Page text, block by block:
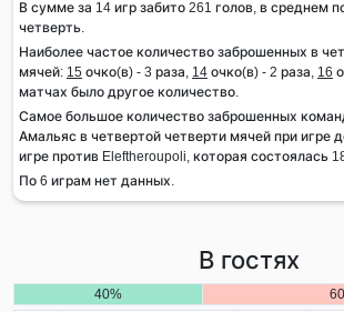
В сумме за 14 игр забито 261 голов, в среднем
четверть.
Наиболее частое количество заброшенных в
мячей: 15 очко(в) - 3 раза, 14 очко(в) - 2 раза, 16
матчах было другое количество.
Самое большое количество заброшенных
Амальяс в четвертой четверти мячей при игре
игре против Eleftheroupoli, которая состоялась
По 6 играм нет данных.
В гостях
40%